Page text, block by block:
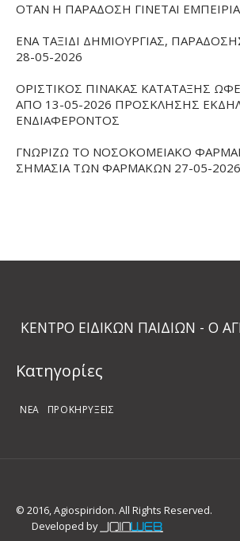
ΟΤΑΝ Η ΠΑΡΑΔΟΣΗ ΓΙΝΕΤΑΙ
ΕΝΑ ΤΑΞΙΔΙ ΔΗΜΙΟΥΡΓΙΑΣ,
28-05-2026
ΟΡΙΣΤΙΚΟΣ ΠΙΝΑΚΑΣ ΚΑΤΑΤΑΞΗΣ
ΑΠΟ 13-05-2026 ΠΡΟΣΚΛΗΣΗΣ
ΕΝΔΙΑΦΕΡΟΝΤΟΣ
ΓΝΩΡΙΖΩ ΤΟ ΝΟΣΟΚΟΜΕΙΑΚΟ
ΣΗΜΑΣΙΑ ΤΩΝ ΦΑΡΜΑΚΩΝ 27-05-2026
ΚΕΝΤΡΟ ΕΙΔΙΚΩΝ ΠΑΙΔΙΩΝ - Ο
Kατηγορίες
ΝΕΑ ΠΡΟΚΗΡΥΞΕΙΣ
© 2016, Agiospiridon. All Rights Reserved.
Developed by